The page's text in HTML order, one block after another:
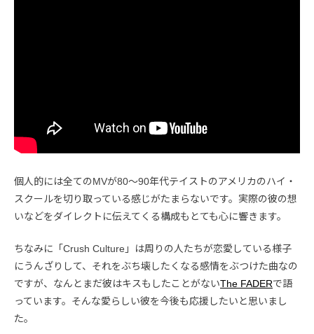
個人的には全てのMVが80〜90年代テイストのアメリカのハイ・
スクールを切り取っている感じがたまらないです。実際の彼の想
いなどをダイレクトに伝えてくる構成もとても心に響きます。
ちなみに「Crush Culture」は周りの人たちが恋愛している様子
にうんざりして、それをぶち壊したくなる感情をぶつけた曲なの
ですが、なんとまだ彼はキスもしたことがないThe FADERで語
っています。そんな愛らしい彼を今後も応援したいと思いまし
た。